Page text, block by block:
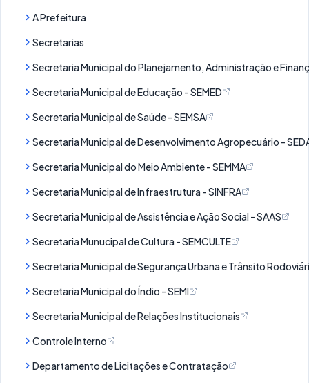
A Prefeitura
Secretarias
Secretaria Municipal do Planejamento, Administração e
Secretaria Municipal de Educação - SEMED
Secretaria Municipal de Saúde - SEMSA
Secretaria Municipal de Desenvolvimento Agropecuário -
Secretaria Municipal do Meio Ambiente - SEMMA
Secretaria Municipal de Infraestrutura - SINFRA
Secretaria Municipal de Assistência e Ação Social - SAAS
Secretaria Munucipal de Cultura - SEMCULTE
Secretaria Municipal de Segurança Urbana e Trânsito
Secretaria Municipal do Índio - SEMI
Secretaria Municipal de Relações Institucionais
Controle Interno
Departamento de Licitações e Contratação